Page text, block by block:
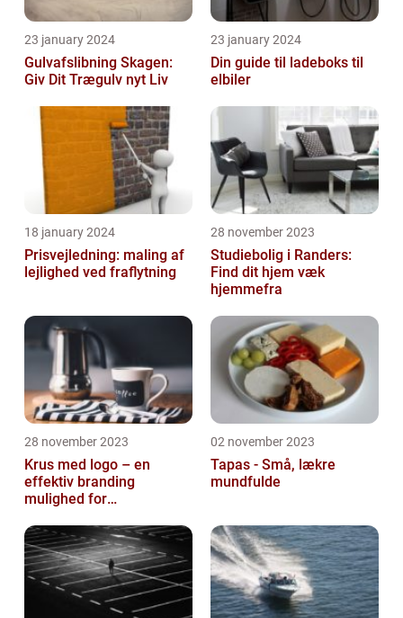
23 january 2024
Gulvafslibning Skagen:
Giv Dit Trægulv nyt Liv
23 january 2024
Din guide til ladeboks til
elbiler
18 january 2024
Prisvejledning: maling af
lejlighed ved fraflytning
28 november 2023
Studiebolig i Randers:
Find dit hjem væk
hjemmefra
28 november 2023
Krus med logo – en
effektiv branding
mulighed for
02 november 2023
Tapas - Små, lækre
mundfulde